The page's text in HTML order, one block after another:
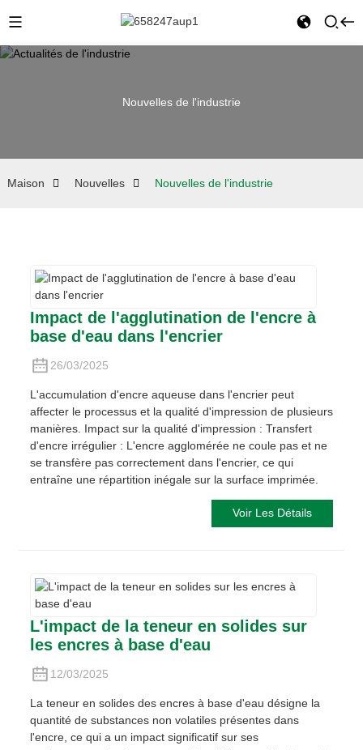
Nouvelles de l'industrie
Maison Nouvelles Nouvelles de l'industrie
Impact de l'agglutination de l'encre à
base d'eau dans l'encrier
26/03/2025
L'accumulation d'encre aqueuse dans l'encrier peut
affecter le processus et la qualité d'impression de plusieurs
manières. Impact sur la qualité d'impression : Transfert
d'encre irrégulier : L'encre agglomérée ne coule pas et ne
se transfère pas correctement dans l'encrier, ce qui
entraîne une répartition inégale sur la surface imprimée.
Voir Les Détails
L'impact de la teneur en solides sur
les encres à base d'eau
12/03/2025
La teneur en solides des encres à base d'eau désigne la
quantité de substances non volatiles présentes dans
l'encre, ce qui a un impact significatif sur ses